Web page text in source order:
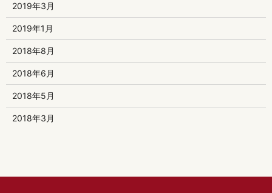
2019年3月
2019年1月
2018年8月
2018年6月
2018年5月
2018年3月